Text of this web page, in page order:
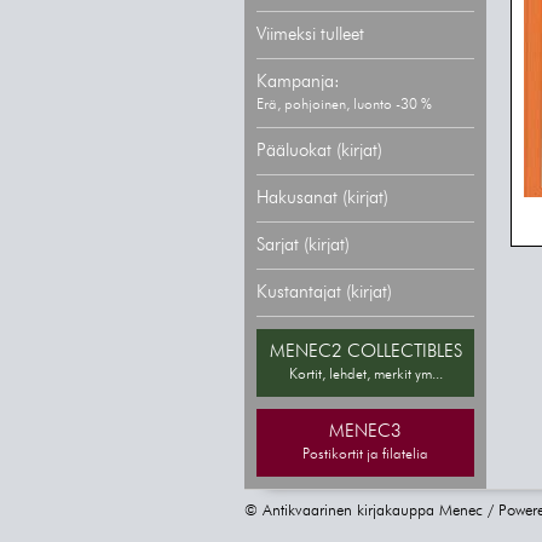
Viimeksi tulleet
Kampanja:
Erä, pohjoinen, luonto -30 %
Pääluokat (kirjat)
Hakusanat (kirjat)
Sarjat (kirjat)
Kustantajat (kirjat)
MENEC2 COLLECTIBLES
Kortit, lehdet, merkit ym...
MENEC3
Postikortit ja filatelia
© Antikvaarinen kirjakauppa Menec /